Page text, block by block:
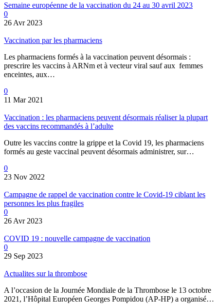
Semaine européenne de la vaccination du 24 au 30 avril 2023
0
26 Avr 2023
Vaccination par les pharmaciens
Les pharmaciens formés à la vaccination peuvent désormais :
prescrire les vaccins à ARNm et à vecteur viral sauf aux femmes
enceintes, aux…
0
11 Mar 2021
Vaccination : les pharmaciens peuvent désormais réaliser la plupart
des vaccins recommandés à l’adulte
Outre les vaccins contre la grippe et la Covid 19, les pharmaciens
formés au geste vaccinal peuvent désormais administrer, sur…
0
23 Nov 2022
Campagne de rappel de vaccination contre le Covid-19 ciblant les
personnes les plus fragiles
0
26 Avr 2023
COVID 19 : nouvelle campagne de vaccination
0
29 Sep 2023
Actualites sur la thrombose
A l’occasion de la Journée Mondiale de la Thrombose le 13 octobre
2021, l’Hôpital Européen Georges Pompidou (AP-HP) a organisé…